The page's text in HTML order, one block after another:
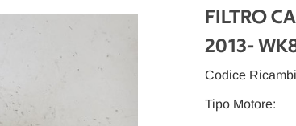
FILTRO
2013-
Codice
Tipo Motore: